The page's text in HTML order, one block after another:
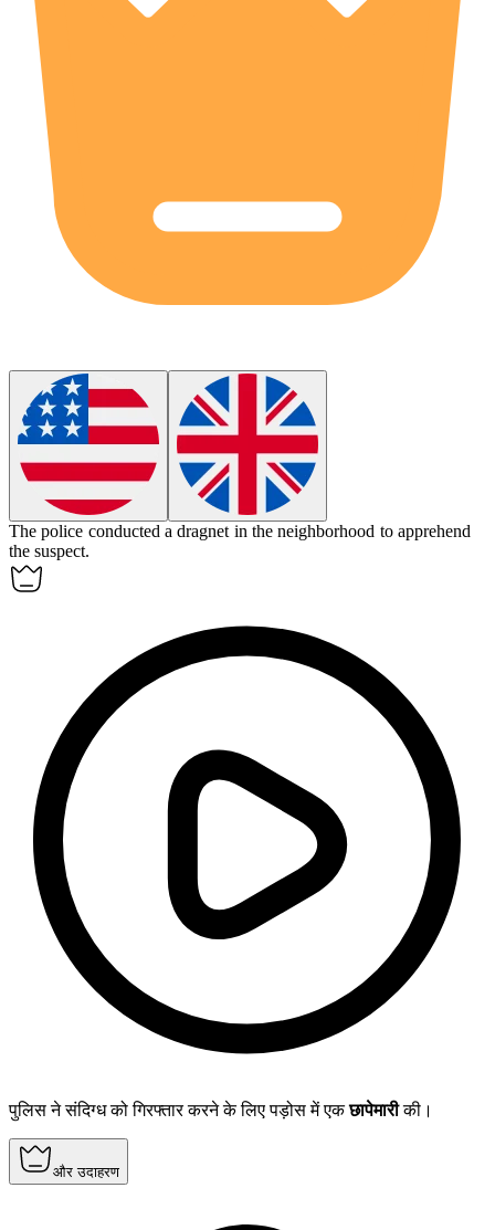
The police conducted adragnet in the neighborhood to apprehend
the suspect.
पुलिस ने संदिग्ध को गिरफ्तार करने के लिए पड़ोस में एकछापेमारीकी।
और उदाहरण